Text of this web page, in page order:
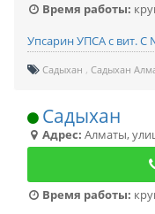
Время работы:
Упсарин УПСА с вит. С
Садыхан Садыхан
Садыхан
Адрес: Алматы,
Время работы: